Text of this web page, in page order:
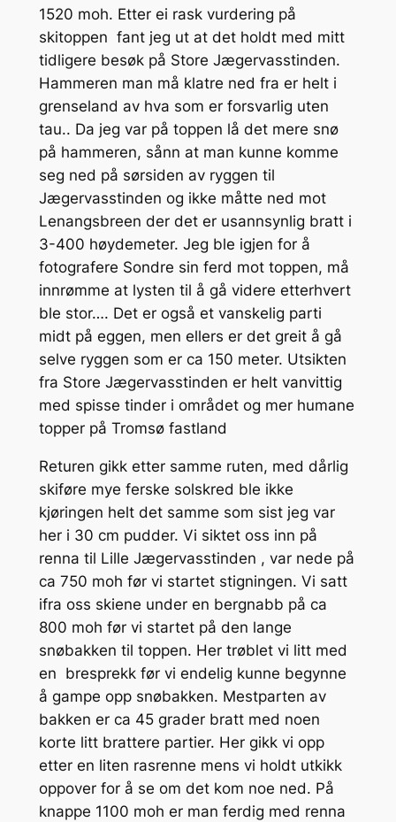
1520 moh. Etter ei rask vurdering på
skitoppen fant jeg ut at det holdt med mitt
tidligere besøk på Store Jægervasstinden.
Hammeren man må klatre ned fra er helt i
grenseland av hva som er forsvarlig uten
tau.. Da jeg var på toppen lå det mere snø
på hammeren, sånn at man kunne komme
seg ned på sørsiden av ryggen til
Jægervasstinden og ikke måtte ned mot
Lenangsbreen der det er usannsynlig bratt i
3-400 høydemeter. Jeg ble igjen for å
fotografere Sondre sin ferd mot toppen, må
innrømme at lysten til å gå videre etterhvert
ble stor…. Det er også et vanskelig parti
midt på eggen, men ellers er det greit å gå
selve ryggen som er ca 150 meter. Utsikten
fra Store Jægervasstinden er helt vanvittig
med spisse tinder i området og mer humane
topper på Tromsø fastland
Returen gikk etter samme ruten, med dårlig
skiføre mye ferske solskred ble ikke
kjøringen helt det samme som sist jeg var
her i 30 cm pudder. Vi siktet oss inn på
renna til Lille Jægervasstinden , var nede på
ca 750 moh før vi startet stigningen. Vi satt
ifra oss skiene under en bergnabb på ca
800 moh før vi startet på den lange
snøbakken til toppen. Her trøblet vi litt med
en bresprekk før vi endelig kunne begynne
å gampe opp snøbakken. Mestparten av
bakken er ca 45 grader bratt med noen
korte litt brattere partier. Her gikk vi opp
etter en liten rasrenne mens vi holdt utkikk
oppover for å se om det kom noe ned. På
knappe 1100 moh er man ferdig med renna